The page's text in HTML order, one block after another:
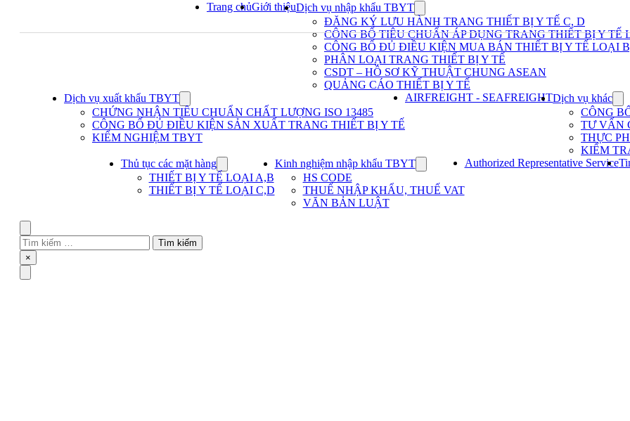
Trang chủGiới thiệuDịch vụ nhập khẩu TBYT
submenu
for
Dịch
vụ
nhập
khẩu
TBYT
ĐĂNG KÝ LƯU HÀNH TRANG THIẾT BỊ Y TẾ C, D
CÔNG BỐ TIÊU CHUẨN ÁP DỤNG TRANG THIẾT BỊ Y TẾ
CÔNG BỐ ĐỦ ĐIỀU KIỆN MUA BÁN THIẾT BỊ Y TẾ LOẠI
PHÂN LOẠI TRANG THIẾT BỊ Y TẾ
CSDT – HỒ SƠ KỸ THUẬT CHUNG ASEAN
QUẢNG CÁO THIẾT BỊ Y TẾ
Dịch vụ xuất khẩu TBYT
submenu
for
Dịch
vụ
khẩu
TBYT
CHỨNG NHẬN TIÊU CHUẨN CHẤT LƯỢNG ISO 13485
CÔNG BỐ ĐỦ ĐIỀU KIỆN SẢN XUẤT TRANG THIẾT BỊ Y TẾ
KIỂM NGHIỆM TBYT
AIRFREIGHT - SEAFREIGHTDịch vụ khác
for
vụ
CÔNG
TƯ VẤN
THỰC
KIỂM
Thủ tục các mặt hàng
submenu
for
Thủ
THIẾT BỊ Y TẾ LOẠI A,B
THIẾT BỊ Y TẾ LOẠI C,D
Kinh nghiệm nhập khẩu TBYT
submenu
for
Kinh
HS CODE
THUẾ NHẬP KHẨU, THUẾ VAT
VĂN BẢN LUẬT
Authorized Representative Service
Tìm
kiếm
cho:
Close
×